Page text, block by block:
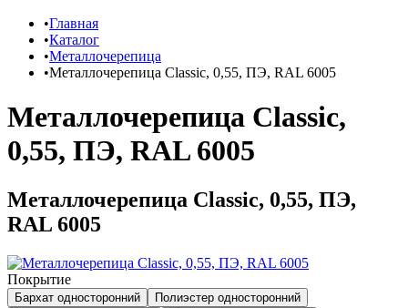
Главная
Каталог
Металлочерепица
Металлочерепица Classic, 0,55, ПЭ, RAL 6005
Металлочерепица Classic,
0,55, ПЭ, RAL 6005
Металлочерепица Classic, 0,55, ПЭ,
RAL 6005
Покрытие
Бархат односторонний
Полиэстер односторонний